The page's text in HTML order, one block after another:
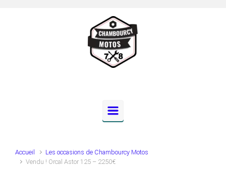
Accueil
Les occasions de Chambourcy Motos
Vendu ! Orcal Astor 125 – 2250€